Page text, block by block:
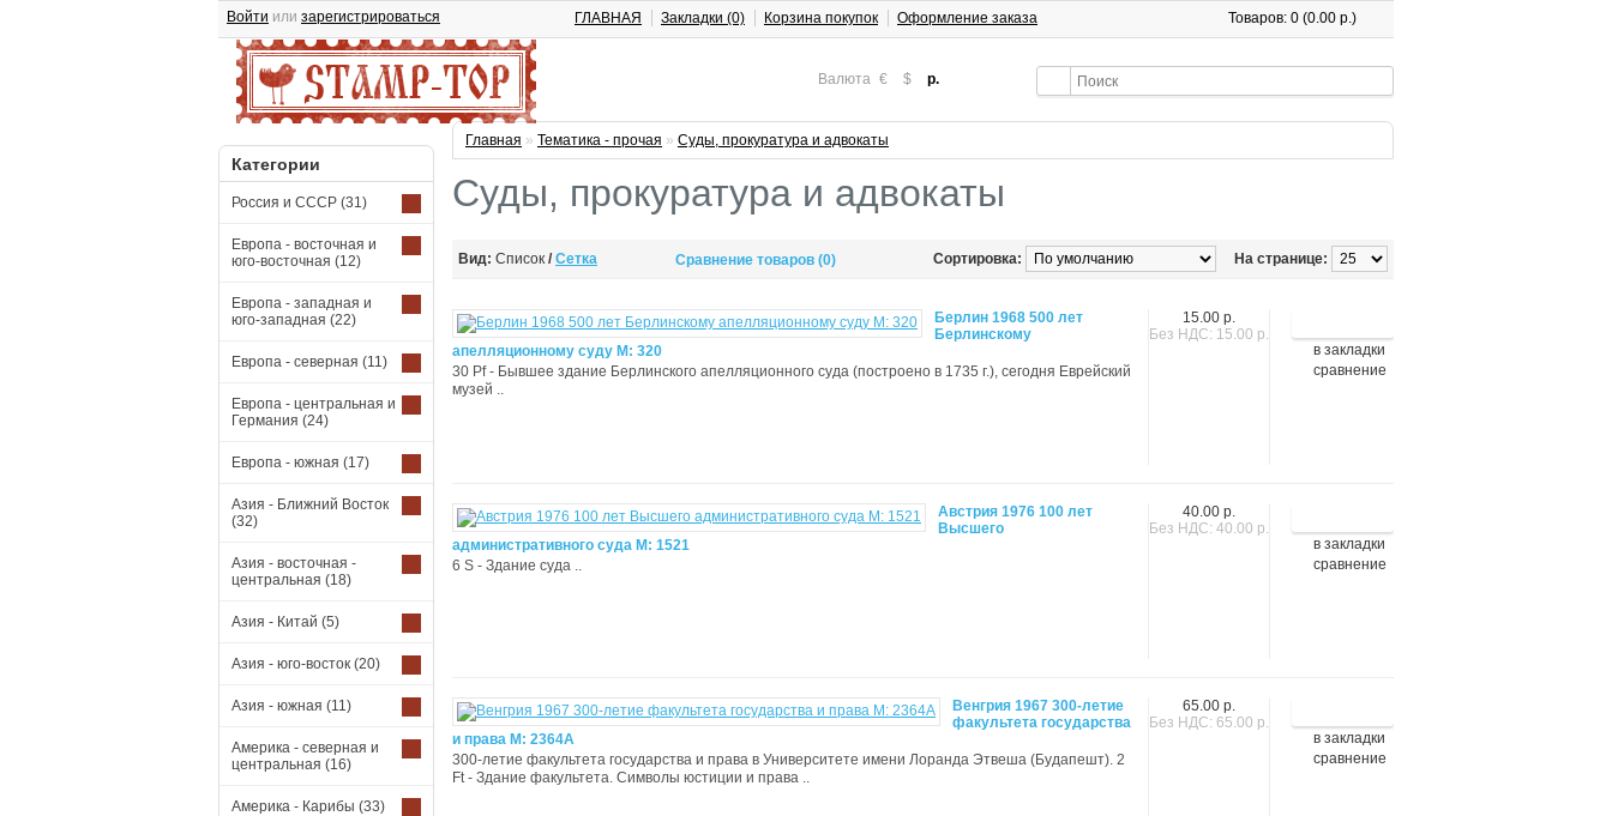
Валюта € $ р.
Товаров: 0 (0.00 р.)
Войти или зарегистрироваться ГЛАВНАЯ Закладки (0) Корзина покупок Оформление заказа
Категории
Россия и СССР (31)
Европа - восточная и
юго-восточная (12)
Европа - западная и
юго-западная (22)
Европа - северная (11)
Европа - центральная и
Германия (24)
Европа - южная (17)
Азия - Ближний Восток
(32)
Азия - восточная -
центральная (18)
Азия - Китай (5)
Азия - юго-восток (20)
Азия - южная (11)
Америка - северная и
центральная (16)
Америка - Карибы (33)
Главная » Тематика - прочая » Суды, прокуратура и адвокаты
Суды, прокуратура и адвокаты
Вид: Список / Сетка На странице:
Сравнение товаров (0) Сортировка:
в закладки
сравнение
15.00 р.
Без НДС: 15.00 р.
Берлин 1968 500 лет
Берлинскому
апелляционному суду M: 320
30 Pf - Бывшее здание Берлинского апелляционного суда (построено в 1735 г.), сегодня Еврейский
музей ..
в закладки
сравнение
40.00 р.
Без НДС: 40.00 р.
Австрия 1976 100 лет
Высшего
административного суда М: 1521
6 S - Здание суда ..
в закладки
сравнение
65.00 р.
Без НДС: 65.00 р.
Венгрия 1967 300-летие
факультета государства
и права M: 2364A
300-летие факультета государства и права в Университете имени Лоранда Этвеша (Будапешт). 2
Ft - Здание факультета. Символы юстиции и права ..